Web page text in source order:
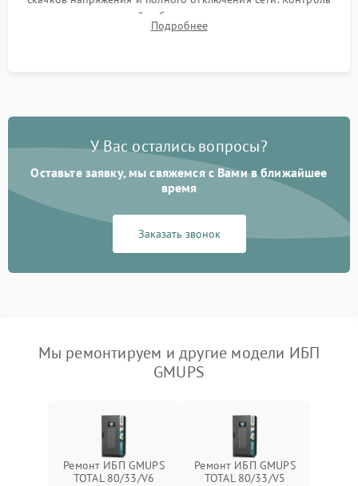
времени автономной работы, температурного режима и
корректности формы выходного сигнала.
Подробнее
У Вас остались вопросы?
Оставьте заявку, мы свяжемся с Вами в ближайшее
время
Заказать звонок
Мы ремонтируем и другие модели ИБП
GMUPS
Ремонт ИБП GMUPS
TOTAL 80/33/V6
Ремонт ИБП GMUPS
TOTAL 80/33/V5